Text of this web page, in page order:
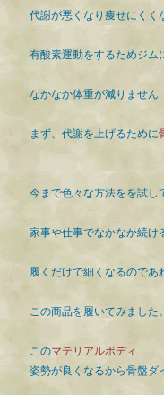
代謝が悪くなり痩せにくく
有酸素運動をするためジム
なかなか体重が減りません
まず、代謝を上げるために
今まで色々な方法をを試し
家事や仕事でなかなか続け
履くだけで細くなるのであ
この商品を履いてみました
このマテリアルボディ
姿勢が良くなるから骨盤ダ